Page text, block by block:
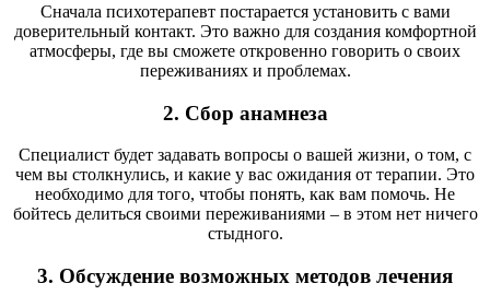
Сначала психотерапевт постарается установить с вами
доверительный контакт. Это важно для создания комфортной
атмосферы, где вы сможете откровенно говорить о своих
переживаниях и проблемах.
2. Сбор анамнеза
Специалист будет задавать вопросы о вашей жизни, о том, с
чем вы столкнулись, и какие у вас ожидания от терапии. Это
необходимо для того, чтобы понять, как вам помочь. Не
бойтесь делиться своими переживаниями – в этом нет ничего
стыдного.
3. Обсуждение возможных методов лечения